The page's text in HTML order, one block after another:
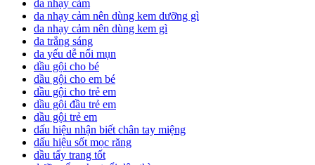
da nhạy cảm
da nhạy cảm nên dùng kem dưỡng gì
da nhạy cảm nên dùng kem gì
da trắng sáng
da yếu dễ nổi mụn
dầu gội cho bé
dầu gội cho em bé
dầu gội cho trẻ em
dầu gội đầu trẻ em
dầu gội trẻ em
dấu hiệu nhận biết chân tay miệng
dấu hiệu sốt mọc răng
dầu tẩy trang tốt